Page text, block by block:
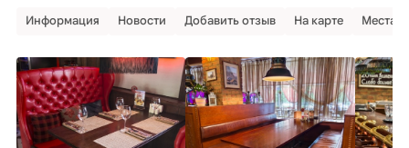
Информация Новости Добавить отзыв На карте Места